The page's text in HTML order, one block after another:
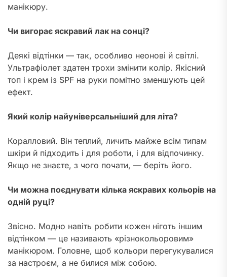
манікюру.
Чи вигорає яскравий лак на сонці?
Деякі відтінки — так, особливо неонові й світлі.
Ультрафіолет здатен трохи змінити колір. Якісний
топ і крем із SPF на руки помітно зменшують цей
ефект.
Який колір найуніверсальніший для літа?
Коралловий. Він теплий, личить майже всім типам
шкіри й підходить і для роботи, і для відпочинку.
Якщо не знаєте, з чого почати, — беріть його.
Чи можна поєднувати кілька яскравих кольорів на
одній руці?
Звісно. Модно навіть робити кожен ніготь іншим
відтінком — це називають «різнокольоровим»
манікюром. Головне, щоб кольори перегукувалися
за настроєм, а не билися між собою.